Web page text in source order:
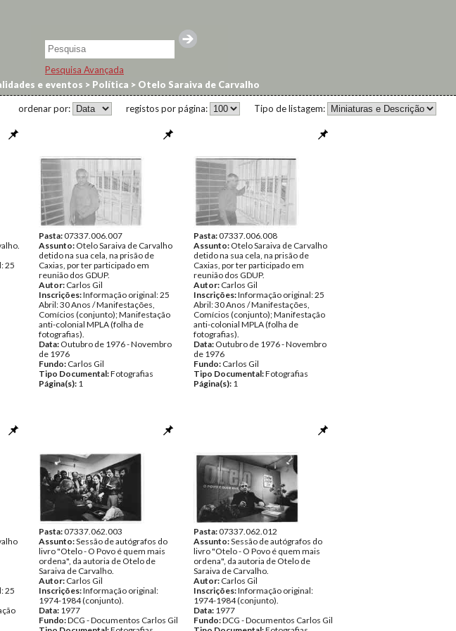
Pesquisa Avançada
e eventos > Política > Otelo Saraiva de Carvalho
Tipo de listagem:
registos por página:
ordenar por:
25
Pasta:07337.006.007
Assunto: Otelo Saraiva de Carvalho
detido na sua cela, na prisão de
Caxias, por ter participado em
reunião dos GDUP.
Autor: Carlos Gil
Inscrições:Informação original: 25
Abril: 30 Anos / Manifestações,
Comícios (conjunto); Manifestação
anti-colonial MPLA (folha de
fotografias).
Data: Outubro de 1976 - Novembro
de 1976
Fundo: Carlos Gil
Tipo Documental:Fotografias
Página(s): 1
Pasta:07337.006.008
Assunto: Otelo Saraiva de Carvalho
detido na sua cela, na prisão de
Caxias, por ter participado em
reunião dos GDUP.
Autor: Carlos Gil
Inscrições:Informação original: 25
Abril: 30 Anos / Manifestações,
Comícios (conjunto); Manifestação
anti-colonial MPLA (folha de
fotografias).
Data: Outubro de 1976 - Novembro
de 1976
Fundo: Carlos Gil
Tipo Documental:Fotografias
Página(s): 1
25
Pasta:07337.062.003
Assunto:Sessão de autógrafos do
livro "Otelo - O Povo é quem mais
ordena", da autoria de Otelo de
Saraiva de Carvalho.
Autor: Carlos Gil
Inscrições:Informação original:
1974-1984 (conjunto).
Data: 1977
Fundo:DCG - Documentos Carlos Gil
Pasta:07337.062.012
Assunto:Sessão de autógrafos do
livro "Otelo - O Povo é quem mais
ordena", da autoria de Otelo de
Saraiva de Carvalho.
Autor: Carlos Gil
Inscrições:Informação original:
1974-1984 (conjunto).
Data: 1977
Fundo:DCG - Documentos Carlos Gil